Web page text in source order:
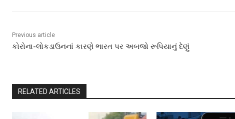
Previous article
કોરોના-લોકડાઉનનાં કારણે ભારત પર અબજો રૂપિયાનું દેણું
RELATED ARTICLES